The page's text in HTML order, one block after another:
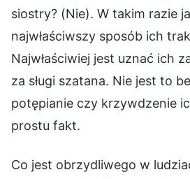
siostry? (Nie). W takim razie
najwłaściwszy sposób ich
Najwłaściwiej jest uznać ich
za sługi szatana. Nie jest to
potępianie czy krzywdzenie
prostu fakt.
Co jest obrzydliwego w